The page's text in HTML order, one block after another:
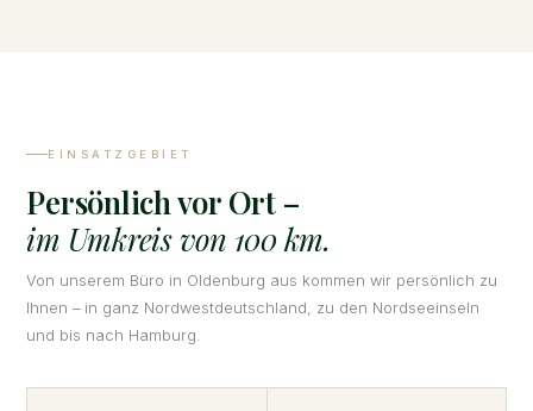
EINSATZGEBIET
Persönlich vor Ort –
im Umkreis von 100 km.
Von unserem Büro in Oldenburg aus kommen wir persönlich zu
Ihnen – in ganz Nordwestdeutschland, zu den Nordseeinseln
und bis nach Hamburg.